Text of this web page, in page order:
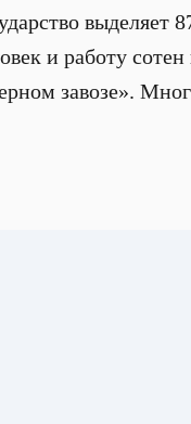
выделяет
и работу
завозе».